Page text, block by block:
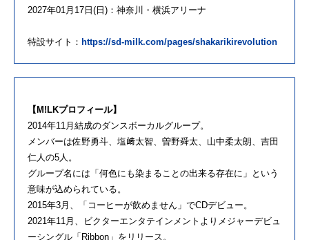
2027年01月17日(日)：神奈川・横浜アリーナ
特設サイト： https://sd-milk.com/pages/shakarikirevolution
【M!LKプロフィール】
2014年11月結成のダンスボーカルグループ。
メンバーは佐野勇斗、塩﨑太智、曽野舜太、山中柔太朗、吉田
仁人の5人。
グループ名には「何色にも染まることの出来る存在に」という
意味が込められている。
2015年3月、「コーヒーが飲めません」でCDデビュー。
2021年11月、ビクターエンタテインメントよりメジャーデビュ
ーシングル「Ribbon」をリリース。